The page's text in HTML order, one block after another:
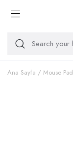
Ana Sayfa Mouse Pad